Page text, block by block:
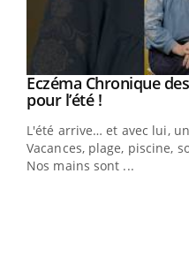
Youtube
Eczéma Chronique
pour l’été !Youtube
L'été arrive… et avec lui,
Vacances, plage, piscine,
Nos mains sont ...